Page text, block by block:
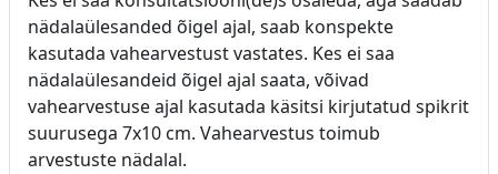
nädalaülesanded õigel ajal, saab konspekte
kasutada vahearvestust vastates. Kes ei saa
nädalaülesandeid õigel ajal saata, võivad
vahearvestuse ajal kasutada käsitsi kirjutatud spikrit
suurusega 7x10 cm. Vahearvestus toimub
arvestuste nädalal.